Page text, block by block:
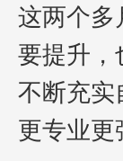
这两个多
要提升，
不断充实
更专业更